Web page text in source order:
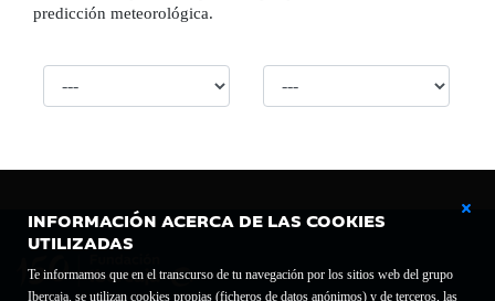
INFORMACIÓN ACERCA DE LAS COOKIES
UTILIZADAS
Te informamos que en el transcurso de tu navegación por los sitios web del grupo
Ibercaja, se utilizan cookies propias (ficheros de datos anónimos) y de terceros, las
predicción meteorológica.